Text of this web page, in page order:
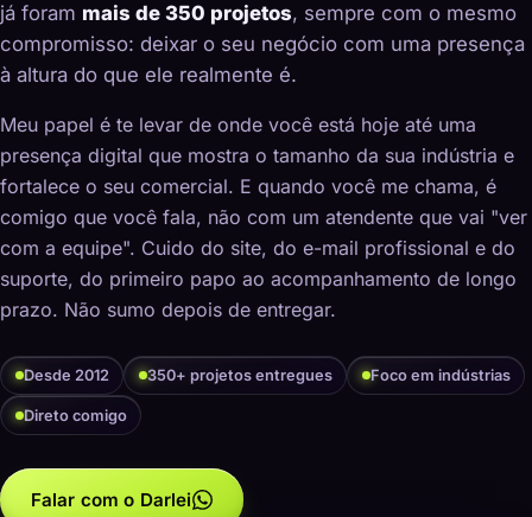
já foram mais de 350 projetos, sempre com o mesmo
compromisso: deixar o seu negócio com uma presença
à altura do que ele realmente é.
Meu papel é te levar de onde você está hoje até uma
presença digital que mostra o tamanho da sua indústria e
fortalece o seu comercial. E quando você me chama, é
comigo que você fala, não com um atendente que vai "ver
com a equipe". Cuido do site, do e-mail profissional e do
suporte, do primeiro papo ao acompanhamento de longo
prazo. Não sumo depois de entregar.
Desde 2012 350+ projetos entregues Foco em indústrias
Direto comigo
Falar com o Darlei